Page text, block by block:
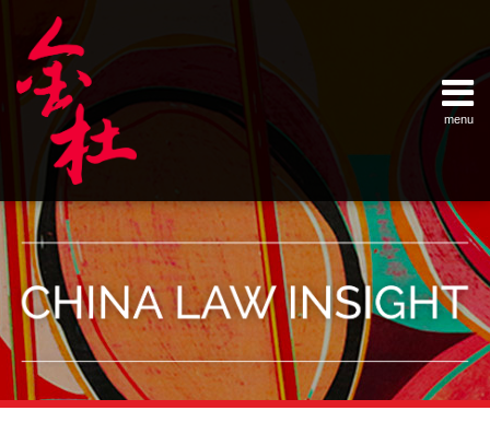
content
menu
Home
- 关于
金杜
Services
- 专业领
域
Contact
- 联系
我们
English
Example Link
China Banking Regulatory
China Insurance Regulatory
China Securities Regulatory
General Administration of Customs
Ministry of Commerce
National Development and Reform
Pacific Rim Advisory Council
State Administration for Industry &
State Administration of Foreign
Supreme People’s Court
World Law Group
RSS
LinkedIn
Weibo